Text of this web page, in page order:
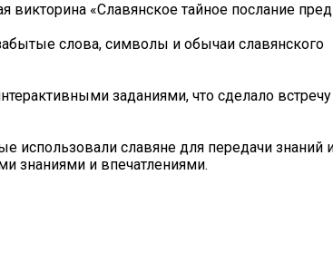
«Славянское тайное послание
слова, символы и обычаи славянского
заданиями, что сделало
использовали славяне для передачи знаний
знаниями и впечатлениями.